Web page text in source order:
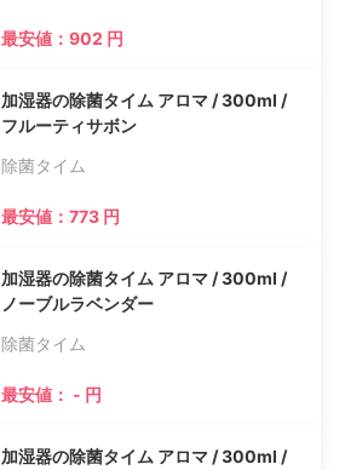
最安値：902 円
加湿器の除菌タイム アロマ / 300ml /
フルーティサボン
除菌タイム
最安値：773 円
加湿器の除菌タイム アロマ / 300ml /
ノーブルラベンダー
除菌タイム
最安値： - 円
加湿器の除菌タイム アロマ / 300ml /